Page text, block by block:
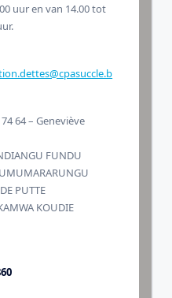
uur en van 14.00 tot
64 – Geneviève
FUNDU
PUTTE
KOUDIE